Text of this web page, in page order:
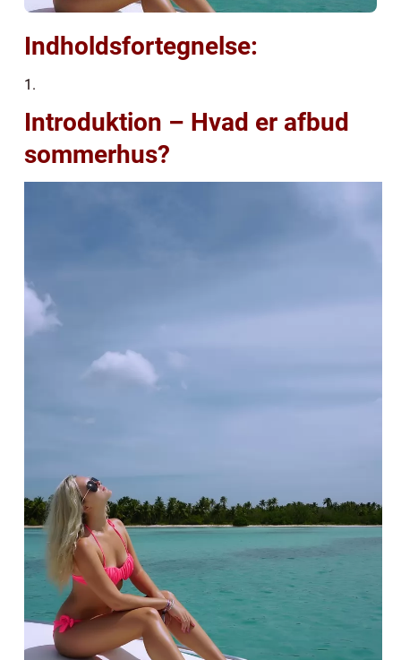
Indholdsfortegnelse:
1.
Introduktion – Hvad er afbud
sommerhus?